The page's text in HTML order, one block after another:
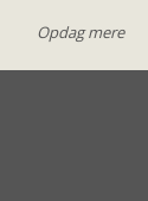
Opdag mere